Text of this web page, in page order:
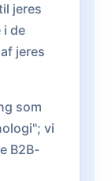
jeres
i de
jeres
som
vi
B2B-